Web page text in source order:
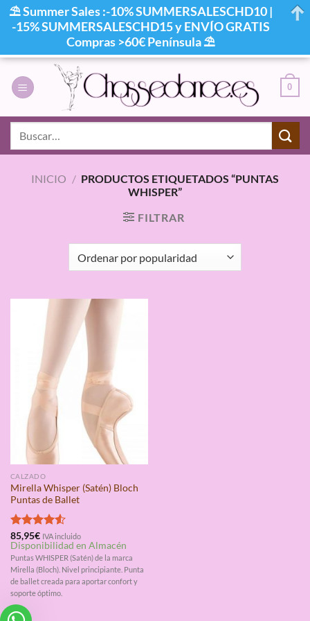
contenido
0
INICIO / PRODUCTOS ETIQUETADOS “PUNTAS
WHISPER”
FILTRAR
CALZADO
Mirella Whisper (Satén) Bloch
Puntas de Ballet
Valorado
con4.50
de 5
85,95€ IVA incluido
Disponibilidad en Almacén
Puntas WHISPER (Satén) de la marca
Mirella (Bloch). Nivel principiante. Punta
de ballet creada para aportar confort y
soporte óptimo.
⛱ Summer Sales :-10% SUMMERSALESCHD10 |
-15% SUMMERSALESCHD15 y ENVÍO GRATIS
Compras >60€ Península ⛱